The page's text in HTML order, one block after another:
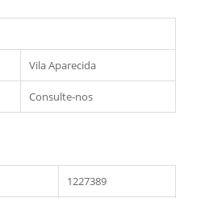
Vila Aparecida
Consulte-nos
1227389